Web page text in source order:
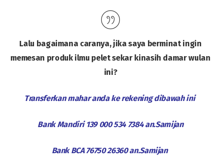
Lalu bagaimana caranya, jika saya berminat ingin
memesan produk ilmu pelet sekar kinasih damar wulan
ini?
Transferkan mahar anda ke rekening dibawah ini
Bank Mandiri 139 000 534 7384 an.Samijan
Bank BCA 76750 26360 an.Samijan